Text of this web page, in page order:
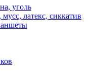
уголь
латекс, сиккатив